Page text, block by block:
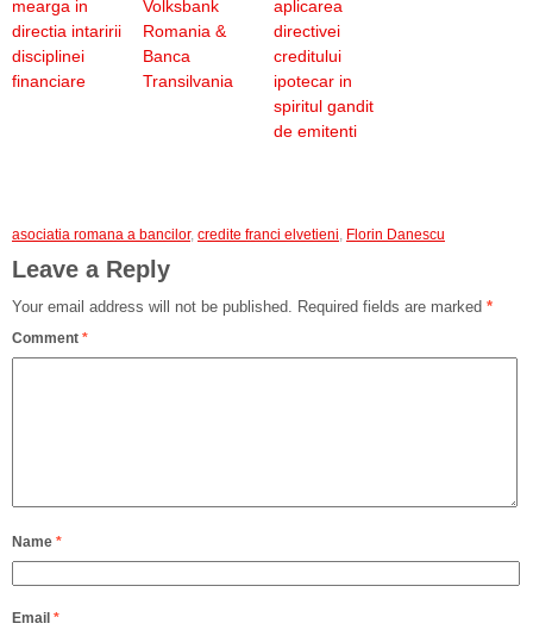
mearga in
directia intaririi
disciplinei
financiare
Volksbank
Romania &
Banca
Transilvania
aplicarea
directivei
creditului
ipotecar in
spiritul gandit
de emitenti
asociatia romana a bancilor, credite franci elvetieni, Florin Danescu
Leave a Reply
Your email address will not be published. Required fields are marked *
Comment *
Name *
Email *